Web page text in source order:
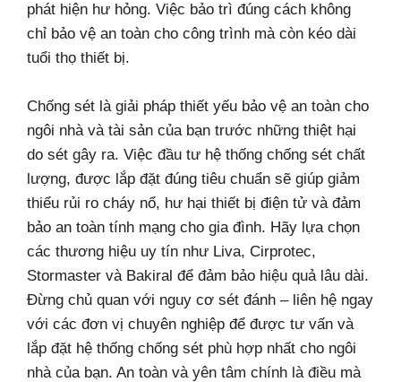
phát hiện hư hỏng. Việc bảo trì đúng cách không
chỉ bảo vệ an toàn cho công trình mà còn kéo dài
tuổi thọ thiết bị.
Chống sét là giải pháp thiết yếu bảo vệ an toàn cho
ngôi nhà và tài sản của bạn trước những thiệt hại
do sét gây ra. Việc đầu tư hệ thống chống sét chất
lượng, được lắp đặt đúng tiêu chuẩn sẽ giúp giảm
thiểu rủi ro cháy nổ, hư hại thiết bị điện tử và đảm
bảo an toàn tính mạng cho gia đình. Hãy lựa chọn
các thương hiệu uy tín như Liva, Cirprotec,
Stormaster và Bakiral để đảm bảo hiệu quả lâu dài.
Đừng chủ quan với nguy cơ sét đánh – liên hệ ngay
với các đơn vị chuyên nghiệp để được tư vấn và
lắp đặt hệ thống chống sét phù hợp nhất cho ngôi
nhà của bạn. An toàn và yên tâm chính là điều mà